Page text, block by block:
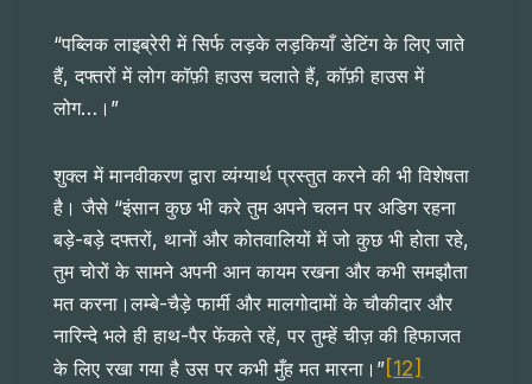
“पब्लिक लाइब्रेरी में सिर्फ लड़के लड़कियाँ डेटिंग के लिए जाते
हैं, दफ्तरों में लोग कॉफ़ी हाउस चलाते हैं, कॉफ़ी हाउस में
लोग…।”
शुक्ल में मानवीकरण द्वारा व्यंग्यार्थ प्रस्तुत करने की भी विशेषता
है। जैसे “इंसान कुछ भी करे तुम अपने चलन पर अडिग रहना
बड़े-बड़े दफ्तरों, थानों और कोतवालियों में जो कुछ भी होता रहे,
तुम चोरों के सामने अपनी आन कायम रखना और कभी समझौता
मत करना।लम्बे-चैड़े फार्मी और मालगोदामों के चौकीदार और
नारिन्दे भले ही हाथ-पैर फेंकते रहें, पर तुम्हें चीज़ की हिफाजत
के लिए रखा गया है उस पर कभी मुँह मत मारना।” [12]